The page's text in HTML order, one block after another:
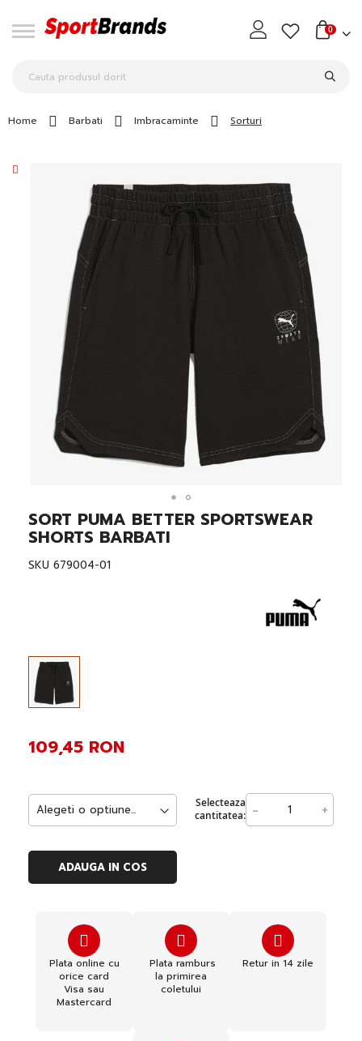
0
Home Barbati Imbracaminte Sorturi
Skip
to
the
beginning
of
SORT PUMA BETTER SPORTSWEAR
SHORTS BARBATI
SKU 679004-01
Selecteaza
cantitatea: - +
109,45 RON
ADAUGA IN COS
Plata online cu
orice card
Visa sau
Mastercard
Plata ramburs
la primirea
coletului
Retur in 14 zile